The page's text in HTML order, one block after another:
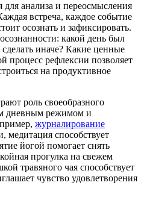
анализа и переосмысления
встреча, каждое событие
осознать и зафиксировать.
какой день был
иначе? Какие ценные
процесс рефлексии позволяет
на продуктивное
роль своеобразного
дневным режимом и
журналирование
медитация способствует
йогой помогает снять
прогулка на свежем
травяного чая способствует
чувство удовлетворения